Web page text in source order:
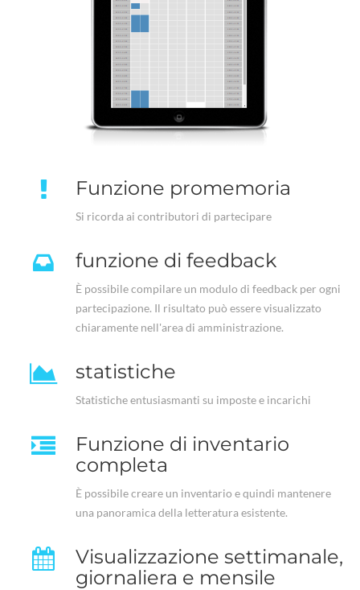
Funzione promemoria
Si ricorda ai contributori di partecipare
funzione di feedback
È possibile compilare un modulo di feedback per ogni
partecipazione. Il risultato può essere visualizzato
chiaramente nell'area di amministrazione.
statistiche
Statistiche entusiasmanti su imposte e incarichi
Funzione di inventario
completa
È possibile creare un inventario e quindi mantenere
una panoramica della letteratura esistente.
Visualizzazione settimanale,
giornaliera e mensile